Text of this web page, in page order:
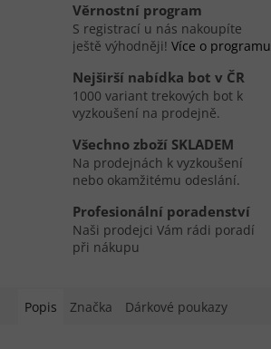
Věrnostní program
S registrací u nás nakoupíte
ještě výhodněji! Více o programu
Nejširší nabídka bot v ČR
1000 variant trekových bot k
vyzkoušení na prodejně.
Všechno zboží SKLADEM
Na prodejnách k vyzkoušení
nebo okamžitému odeslání.
Profesionální poradenství
Naši prodejci Vám rádi poradí
při nákupu
Popis Značka Dárkové poukazy